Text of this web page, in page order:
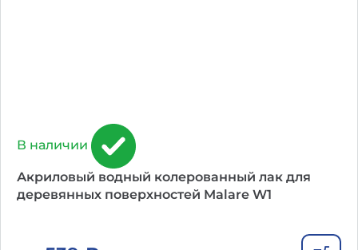
В наличии
Акриловый водный колерованный лак для
деревянных поверхностей Malare W1